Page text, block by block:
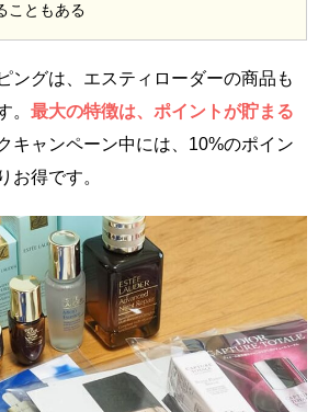
こともある
ングは、エスティローダーの商品も
。 最大の特徴は、ポイントが貯まる
キャンペーン中には、10%のポイン
お得です。